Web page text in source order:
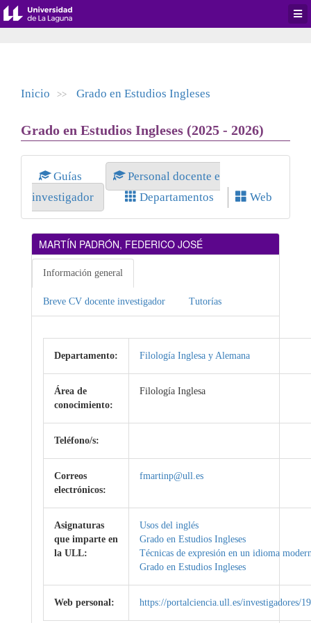
Inicio >> Grado en Estudios Ingleses
Grado en Estudios Ingleses (2025 - 2026)
Guías
Personal docente e
investigador
Departamentos Web
MARTÍN PADRÓN, FEDERICO JOSÉ
Información general
Breve CV docente investigador Tutorías
Departamento: Filología Inglesa y Alemana
Área de
conocimiento:
Filología Inglesa
Teléfono/s:
Correos
electrónicos:
fmartinp@ull.es
Asignaturas
que imparte en
la ULL:
Usos del inglés
Grado en Estudios Ingleses
Técnicas de expresión en un idioma
Grado en Estudios Ingleses
Web personal: https://portalciencia.ull.es/investigadores/